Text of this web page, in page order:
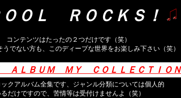
ＯＯＬ ＲＯＣＫＳ！
コンテンツはたったの２つだけです（笑）
うでない方も、このディープな世界をお楽しみ下さい（笑）
ＡＬＢＵＭ ＭＹ ＣＯＬＬＥＣＴＩＯＮ
クアルバム全集です、ジャンル分類については個人的
だけですので、苦情等は受付けませんよ（笑）